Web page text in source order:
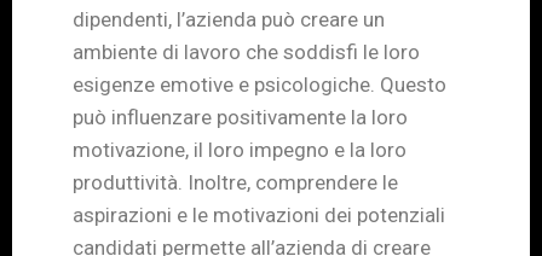
dipendenti, l’azienda può creare un
ambiente di lavoro che soddisfi le loro
esigenze emotive e psicologiche. Questo
può influenzare positivamente la loro
motivazione, il loro impegno e la loro
produttività. Inoltre, comprendere le
aspirazioni e le motivazioni dei potenziali
candidati permette all’azienda di creare